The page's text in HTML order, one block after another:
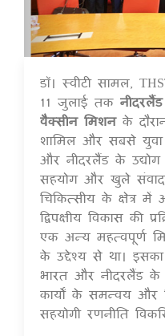
डॉ। स्वीटी सामल,
11 जुलाई तक
वैक्सीन मिशनके
शामिल और सबसे युवा
और नीदरलैंड के
सहयोग और खुले
चिकित्सीय के क्षेत्र
द्विपक्षीय विकास की
एक अन्य महत्वपूर्ण
के उद्देश्य से था। इसका
भारत और नीदरलैंड के
कार्यों के समन्वय और
सहयोगी रणनीति